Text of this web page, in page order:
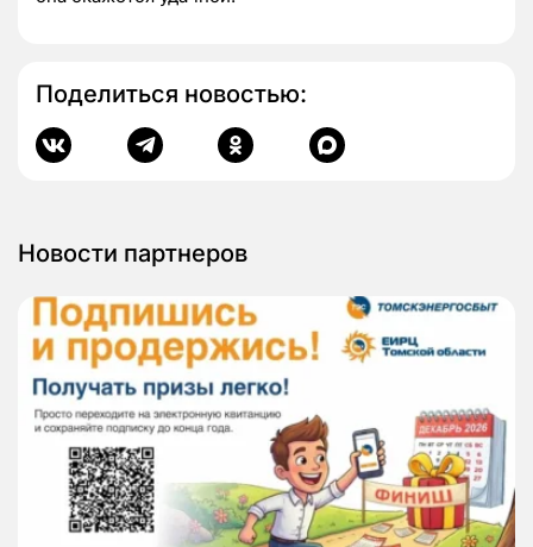
Поделиться новостью:
Новости партнеров